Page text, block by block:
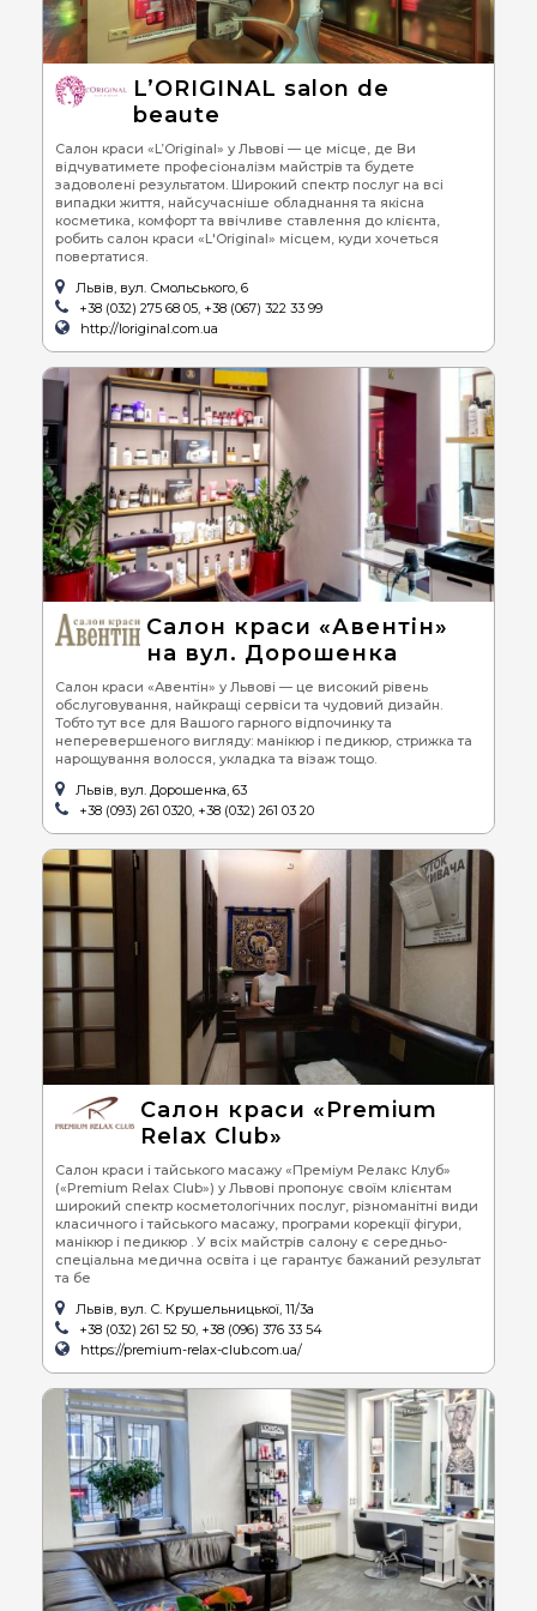
Вам точно сподобається!
L’ORIGINAL salon de
beaute
Салон краси «L’Original» у Львові — це місце, де Ви
відчуватимете професіоналізм майстрів та будете
задоволені результатом. Широкий спектр послуг на всі
випадки життя, найсучасніше обладнання та якісна
косметика, комфорт та ввічливе ставлення до клієнта,
робить салон краси «L'Original» місцем, куди хочеться
повертатися.
Львів, вул. Смольського, 6
+38 (032) 275 68 05, +38 (067) 322 33 99
http://loriginal.com.ua
Салон краси «Авентін»
на вул. Дорошенка
Cалон краси «Авентін» у Львові — це високий рівень
обслуговування, найкращі сервіси та чудовий дизайн.
Тобто тут все для Вашого гарного відпочинку та
неперевершеного вигляду: манікюр і педикюр, стрижка та
нарощування волосся, укладка та візаж тощо.
Львів, вул. Дорошенка, 63
+38 (093) 261 0320, +38 (032) 261 03 20
Салон краси «Premium
Relax Club»
Салон краси і тайського масажу «Преміум Релакс Клуб»
(«Premium Relax Club») у Львові пропонує своїм клієнтам
широкий спектр косметологічних послуг, різноманітні види
класичного і тайського масажу, програми корекції фігури,
манікюр і педикюр . У всіх майстрів салону є середньо-
спеціальна медична освіта і це гарантує бажаний результат
та бе
Львів, вул. С. Крушельницької, 11/3а
+38 (032) 261 52 50, +38 (096) 376 33 54
https://premium-relax-club.com.ua/